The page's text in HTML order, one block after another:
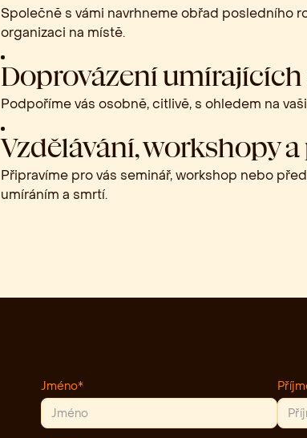
Společně s vámi navrhneme obřad posledního
organizaci na místě.
Doprovázení
Podpoříme vás osobně, citlivě, s ohledem na
Vzdělávání, workshopy
Připravíme pro vás seminář, workshop nebo
umíráním a smrtí.
Jméno*